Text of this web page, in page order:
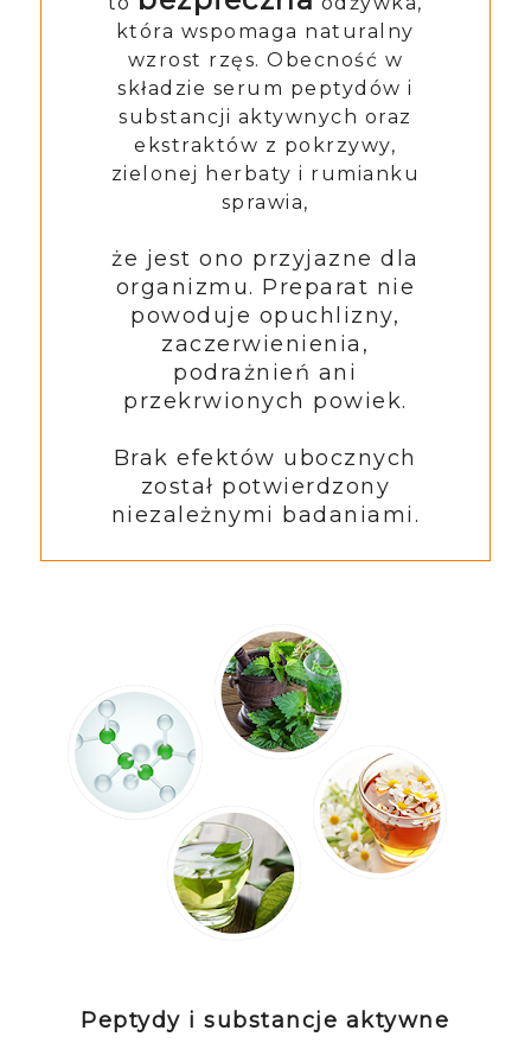
która wspomaga naturalny
wzrost rzęs. Obecność w
składzie serum peptydów i
substancji aktywnych oraz
ekstraktów z pokrzywy,
zielonej herbaty i rumianku
sprawia,
że jest ono przyjazne dla
organizmu. Preparat nie
powoduje opuchlizny,
zaczerwienienia,
podrażnień ani
przekrwionych powiek.
Brak efektów ubocznych
został potwierdzony
niezależnymi badaniami.
Peptydy i substancje aktywne